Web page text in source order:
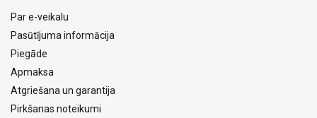
Par e-veikalu
Pasūtījuma informācija
Piegāde
Apmaksa
Atgriešana un garantija
Pirkšanas noteikumi